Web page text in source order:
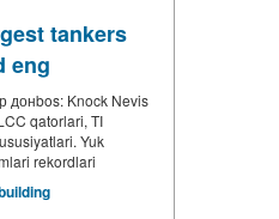
tankers
eng
донbos: Knock Nevis
qatorlari, TI
Yuk
rekordlari